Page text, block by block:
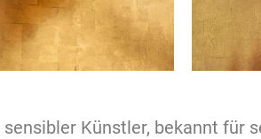
Künstler, bekannt für